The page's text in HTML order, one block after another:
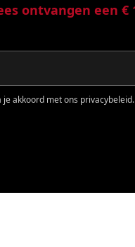
ontvangen een
je akkoord met ons